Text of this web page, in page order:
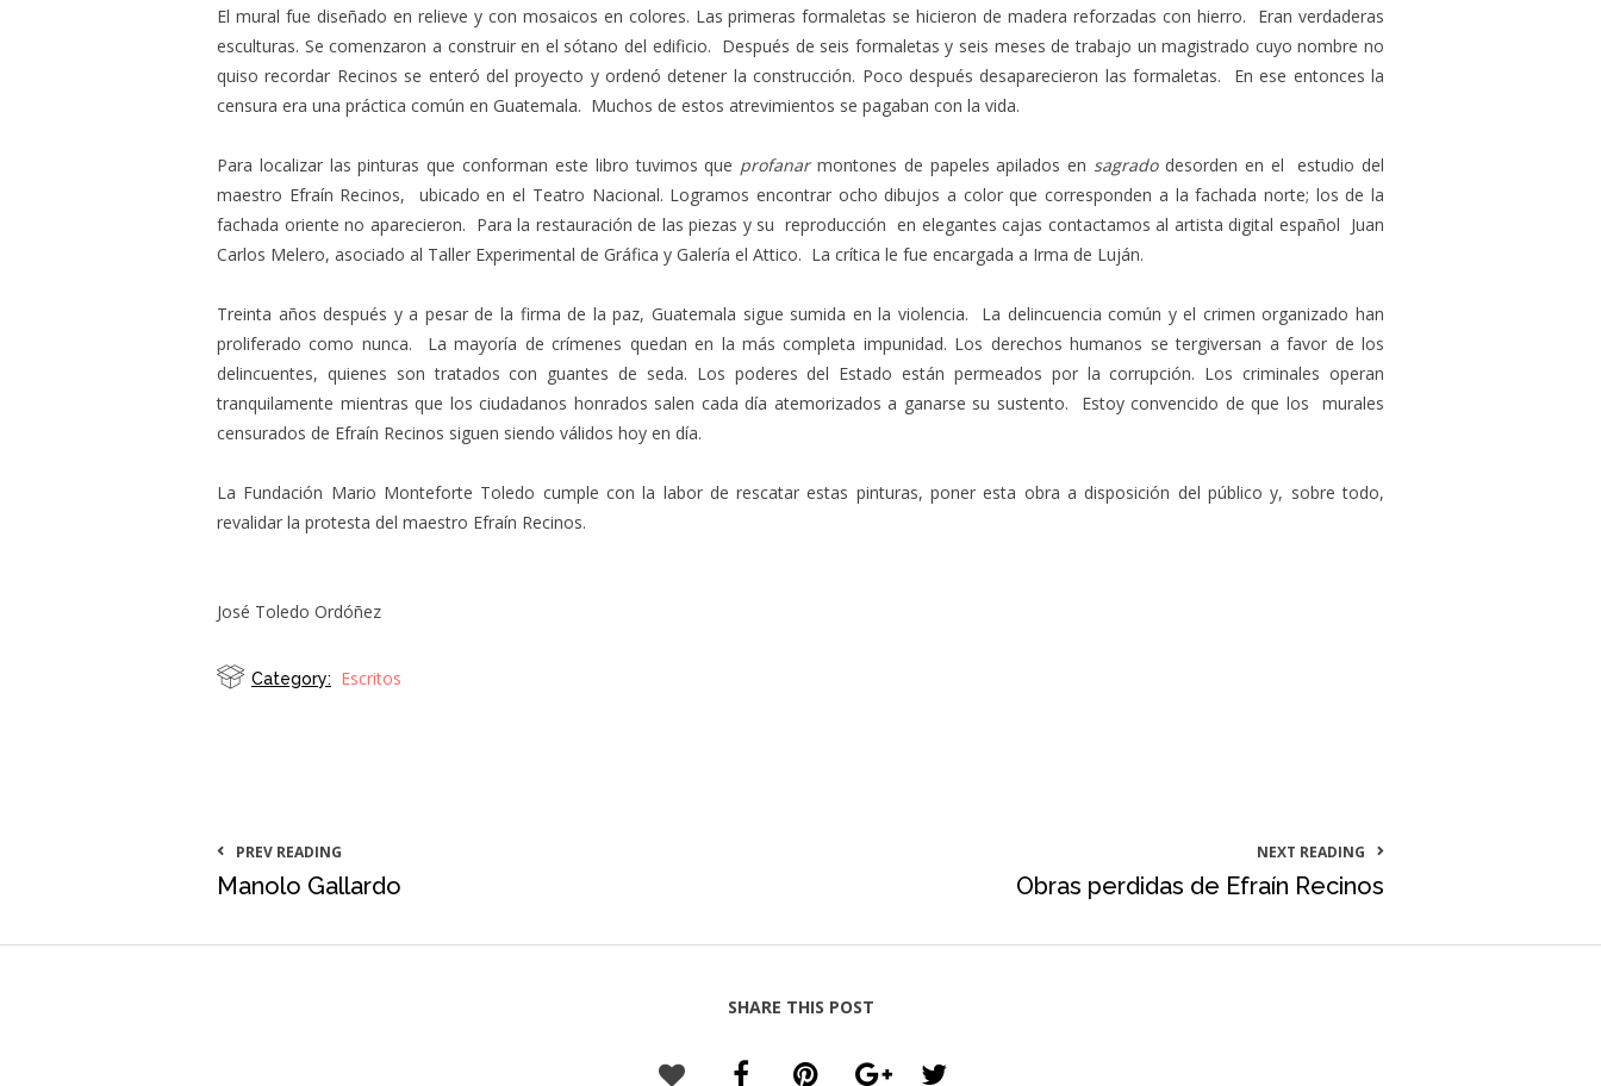
El mural fue diseñado en relieve y con mosaicos en colores. Las primeras formaletas se hicieron de madera reforzadas con hierro. Eran verdaderas
esculturas. Se comenzaron a construir en el sótano del edificio. Después de seis formaletas y seis meses de trabajo un magistrado cuyo nombre no
quiso recordar Recinos se enteró del proyecto y ordenó detener la construcción. Poco después desaparecieron las formaletas. En ese entonces la
censura era una práctica común en Guatemala. Muchos de estos atrevimientos se pagaban con la vida.
Para localizar las pinturas que conforman este libro tuvimos que profanarmontones de papeles apilados en sagradodesorden en el estudio del
maestro Efraín Recinos, ubicado en el Teatro Nacional. Logramos encontrar ocho dibujos a color que corresponden a la fachada norte; los de la
fachada oriente no aparecieron. Para la restauración de las piezas y su reproducción en elegantes cajas contactamos al artista digital español Juan
Carlos Melero, asociado al Taller Experimental de Gráfica y Galería el Attico. La crítica le fue encargada a Irma de Luján.
Treinta años después y a pesar de la firma de la paz, Guatemala sigue sumida en la violencia. La delincuencia común y el crimen organizado han
proliferado como nunca. La mayoría de crímenes quedan en la más completa impunidad. Los derechos humanos se tergiversan a favor de los
delincuentes, quienes son tratados con guantes de seda. Los poderes del Estado están permeados por la corrupción. Los criminales operan
tranquilamente mientras que los ciudadanos honrados salen cada día atemorizados a ganarse su sustento. Estoy convencido de que los murales
censurados de Efraín Recinos siguen siendo válidos hoy en día.
La Fundación Mario Monteforte Toledo cumple con la labor de rescatar estas pinturas, poner esta obra a disposición del público y, sobre todo,
revalidar la protesta del maestro Efraín Recinos.
José Toledo Ordóñez
Category: Escritos
PREV READING
Manolo Gallardo
NEXT READING
Obras perdidas de Efraín Recinos
SHARE THIS POST